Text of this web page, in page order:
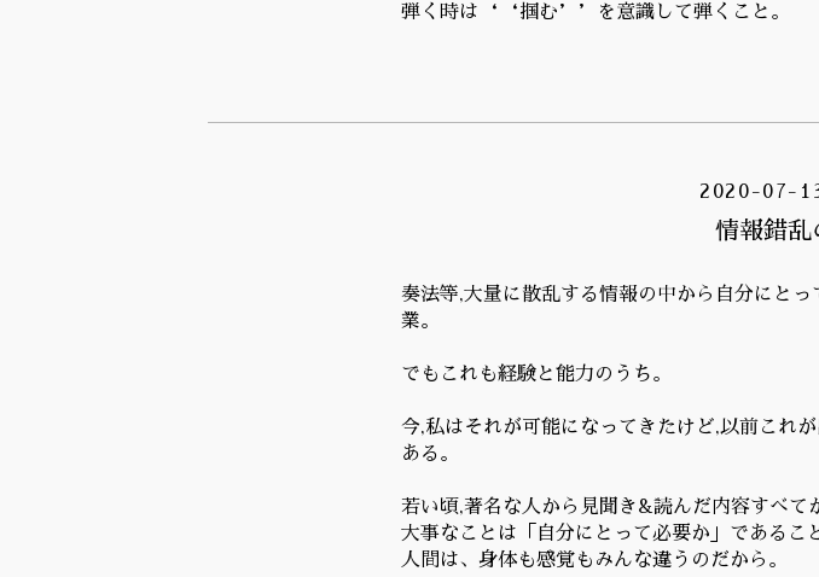
弾く時は‘‘掴む’’を意識して弾くこと。
2020-07-
情報錯乱
奏法等,大量に散乱する情報の中から自分にと
業。
でもこれも経験と能力のうち。
今,私はそれが可能になってきたけど,以前これ
ある。
若い頃,著名な人から見聞き&読んだ内容すべて
大事なことは「自分にとって必要か」であるこ
人間は、身体も感覚もみんな違うのだから。